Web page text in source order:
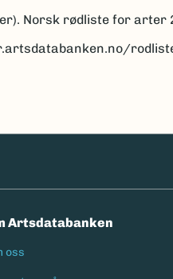
Norsk rødliste for arter
Artsdatabanken
oss